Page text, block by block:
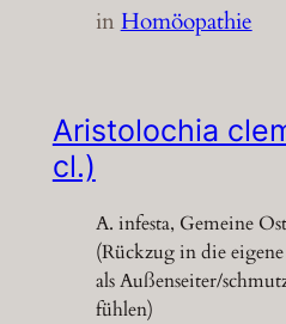
inHomöopathie
Aristolochia
cl.)
A. infesta, Gemeine
(Rückzug in die
als Außenseiter/
fühlen)